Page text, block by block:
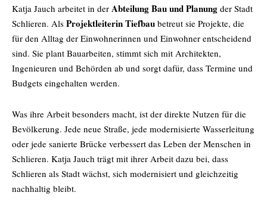
Katja Jauch arbeitet in der Abteilung Bau und Planung der Stadt
Schlieren. Als Projektleiterin Tiefbau betreut sie Projekte, die
für den Alltag der Einwohnerinnen und Einwohner entscheidend
sind. Sie plant Bauarbeiten, stimmt sich mit Architekten,
Ingenieuren und Behörden ab und sorgt dafür, dass Termine und
Budgets eingehalten werden.
Was ihre Arbeit besonders macht, ist der direkte Nutzen für die
Bevölkerung. Jede neue Straße, jede modernisierte Wasserleitung
oder jede sanierte Brücke verbessert das Leben der Menschen in
Schlieren. Katja Jauch trägt mit ihrer Arbeit dazu bei, dass
Schlieren als Stadt wächst, sich modernisiert und gleichzeitig
nachhaltig bleibt.